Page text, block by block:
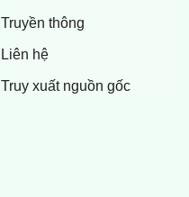
Truyền thông
Liên hệ
Truy xuất nguồn gốc